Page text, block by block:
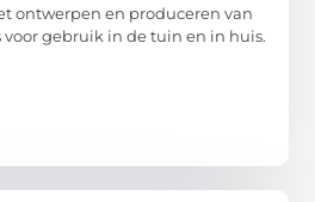
ontwerpen en produceren van
gebruik in de tuin en in huis.